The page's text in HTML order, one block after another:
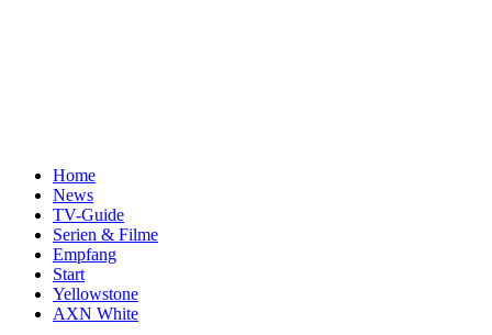
Home
News
TV-Guide
Serien & Filme
Empfang
Start
Yellowstone
AXN White